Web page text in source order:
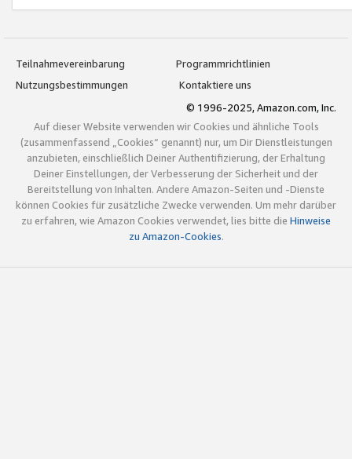
Teilnahmevereinbarung
Programmrichtlinien
Nutzungsbestimmungen
Kontaktiere uns
© 1996-2025, Amazon.com, Inc.
Auf dieser Website verwenden wir Cookies und ähnliche Tools
(zusammenfassend „Cookies“ genannt) nur, um Dir Dienstleistungen
anzubieten, einschließlich Deiner Authentifizierung, der Erhaltung
Deiner Einstellungen, der Verbesserung der Sicherheit und der
Bereitstellung von Inhalten. Andere Amazon-Seiten und -Dienste
können Cookies für zusätzliche Zwecke verwenden. Um mehr darüber
zu erfahren, wie Amazon Cookies verwendet, lies bitte die Hinweise
zu Amazon-Cookies.